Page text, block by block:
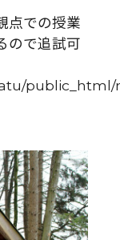
点での授業
ので追試可